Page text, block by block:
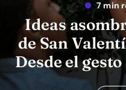
7 min
Ideas
de San
Desde el